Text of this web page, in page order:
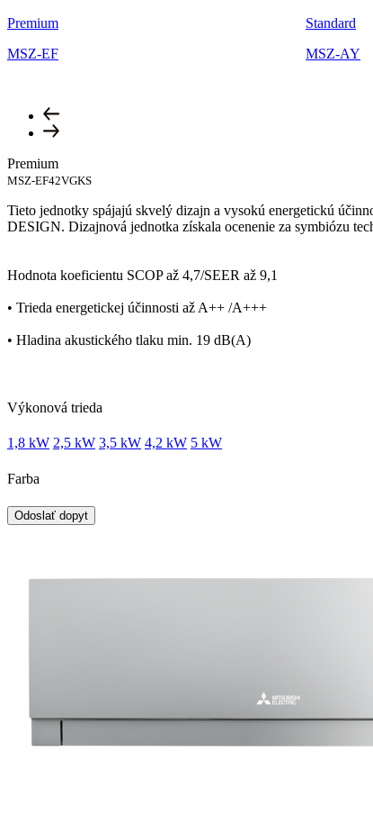
Premium
MSZ-EF
Standard
MSZ-AY
Premium
MSZ-EF42VGKS
Tieto jednotky spájajú skvelý dizajn a vysokú energetickú
DESIGN. Dizajnová jednotka získala ocenenie za symbiózu
Hodnota koeficientu SCOP až 4,7/SEER až 9,1
• Trieda energetickej účinnosti až A++ /A+++
• Hladina akustického tlaku min. 19 dB(A)
Výkonová trieda
1,8 kW 2,5 kW 3,5 kW 4,2 kW 5 kW
Farba
Odoslať dopyt